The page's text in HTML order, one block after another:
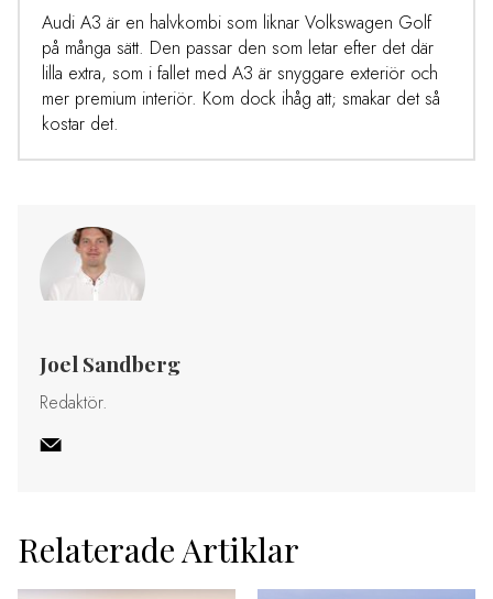
Audi A3 är en halvkombi som liknar Volkswagen Golf
på många sätt. Den passar den som letar efter det där
lilla extra, som i fallet med A3 är snyggare exteriör och
mer premium interiör. Kom dock ihåg att; smakar det så
kostar det.
Joel Sandberg
Redaktör.
Relaterade Artiklar